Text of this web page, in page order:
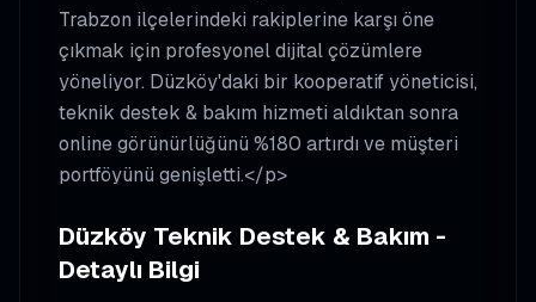
Trabzon ilçelerindeki rakiplerine karşı öne
çıkmak için profesyonel dijital çözümlere
yöneliyor. Düzköy'daki bir kooperatif yöneticisi,
teknik destek & bakım hizmeti aldıktan sonra
online görünürlüğünü %180 artırdı ve müşteri
portföyünü genişletti.</p>
Düzköy Teknik Destek & Bakım -
Detaylı Bilgi